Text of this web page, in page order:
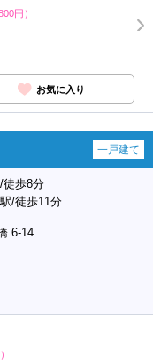
円）
お気に入り
一戸建て
徒歩8分
/徒歩11分
6-14